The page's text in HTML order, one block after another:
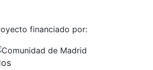
financiado por: